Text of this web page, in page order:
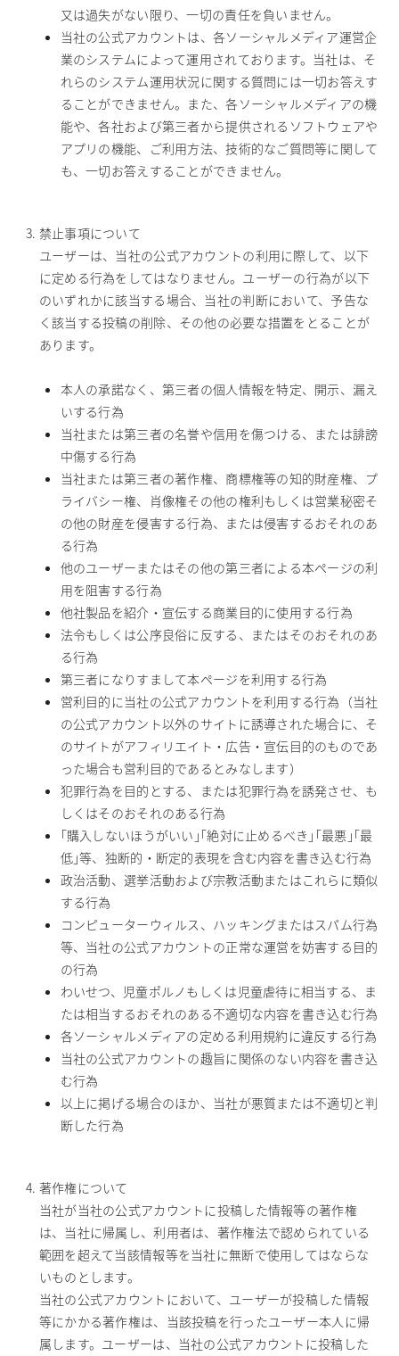
又は過失がない限り、一切の責任を負いません。
当社の公式アカウントは、各ソーシャルメディア運営企
業のシステムによって運用されております。当社は、そ
れらのシステム運用状況に関する質問には一切お答えす
ることができません。また、各ソーシャルメディアの機
能や、各社および第三者から提供されるソフトウェアや
アプリの機能、ご利用方法、技術的なご質問等に関して
も、一切お答えすることができません。
禁止事項について
ユーザーは、当社の公式アカウントの利用に際して、以下
に定める行為をしてはなりません。ユーザーの行為が以下
のいずれかに該当する場合、当社の判断において、予告な
く該当する投稿の削除、その他の必要な措置をとることが
あります。
本人の承諾なく、第三者の個人情報を特定、開示、漏え
いする行為
当社または第三者の名誉や信用を傷つける、または誹謗
中傷する行為
当社または第三者の著作権、商標権等の知的財産権、プ
ライバシー権、肖像権その他の権利もしくは営業秘密そ
の他の財産を侵害する行為、または侵害するおそれのあ
る行為
他のユーザーまたはその他の第三者による本ページの利
用を阻害する行為
他社製品を紹介・宣伝する商業目的に使用する行為
法令もしくは公序良俗に反する、またはそのおそれのあ
る行為
第三者になりすまして本ページを利用する行為
営利目的に当社の公式アカウントを利用する行為（当社
の公式アカウント以外のサイトに誘導された場合に、そ
のサイトがアフィリエイト・広告・宣伝目的のものであ
った場合も営利目的であるとみなします）
犯罪行為を目的とする、または犯罪行為を誘発させ、も
しくはそのおそれのある行為
｢購入しないほうがいい｣｢絶対に止めるべき｣｢最悪｣｢最
低｣等、独断的・断定的表現を含む内容を書き込む行為
政治活動、選挙活動および宗教活動またはこれらに類似
する行為
コンピューターウィルス、ハッキングまたはスパム行為
等、当社の公式アカウントの正常な運営を妨害する目的
の行為
わいせつ、児童ポルノもしくは児童虐待に相当する、ま
たは相当するおそれのある不適切な内容を書き込む行為
各ソーシャルメディアの定める利用規約に違反する行為
当社の公式アカウントの趣旨に関係のない内容を書き込
む行為
以上に掲げる場合のほか、当社が悪質または不適切と判
断した行為
著作権について
当社が当社の公式アカウントに投稿した情報等の著作権
は、当社に帰属し、利用者は、著作権法で認められている
範囲を超えて当該情報等を当社に無断で使用してはならな
いものとします。
当社の公式アカウントにおいて、ユーザーが投稿した情報
等にかかる著作権は、当該投稿を行ったユーザー本人に帰
属します。ユーザーは、当社の公式アカウントに投稿した